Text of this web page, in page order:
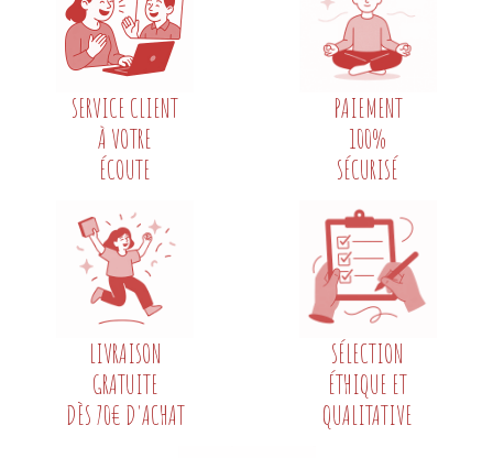
SERVICE CLIENT
À VOTRE
ÉCOUTE
PAIEMENT
100%
SÉCURISÉ
LIVRAISON
GRATUITE
DÈS 70€ D'ACHAT
SÉLECTION
ÉTHIQUE ET
QUALITATIVE